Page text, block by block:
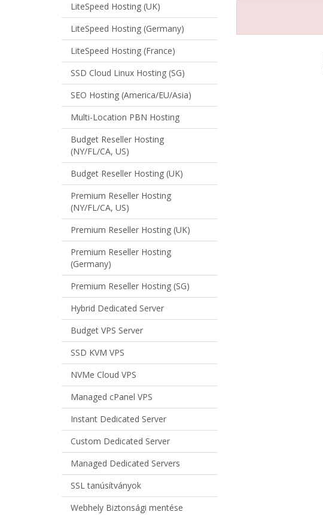
LiteSpeed Hosting (UK)
LiteSpeed Hosting (Germany)
LiteSpeed Hosting (France)
SSD Cloud Linux Hosting (SG)
SEO Hosting (America/EU/Asia)
Multi-Location PBN Hosting
Budget Reseller Hosting
(NY/FL/CA, US)
Budget Reseller Hosting (UK)
Premium Reseller Hosting
(NY/FL/CA, US)
Premium Reseller Hosting (UK)
Premium Reseller Hosting
(Germany)
Premium Reseller Hosting (SG)
Hybrid Dedicated Server
Budget VPS Server
SSD KVM VPS
NVMe Cloud VPS
Managed cPanel VPS
Instant Dedicated Server
Custom Dedicated Server
Managed Dedicated Servers
SSL tanúsítványok
Webhely Biztonsági mentése